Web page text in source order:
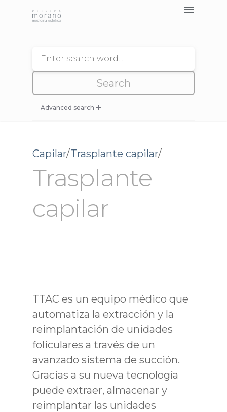
Blog
Contacto
Advanced search
Capilar/Trasplante capilar/
Trasplante
capilar
TTAC es un equipo médico que
automatiza la extracción y la
reimplantación de unidades
foliculares a través de un
avanzado sistema de succión.
Gracias a su nueva tecnología
puede extraer, almacenar y
reimplantar las unidades